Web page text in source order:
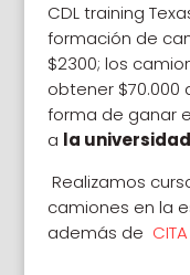
CDL training
formación de
$2300; los
obtener $70.000
forma de ganar
a la
Realizamos
camiones en la
además de